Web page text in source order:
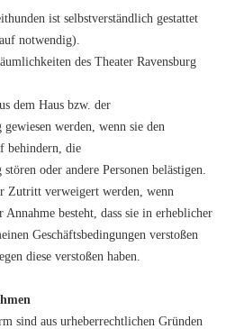
ist selbstverständlich gestattet
notwendig).
des Theater Ravensburg
dem Haus bzw. der
werden, wenn sie den
behindern, die
oder andere Personen belästigen.
Zutritt verweigert werden, wenn
Annahme besteht, dass sie in erheblicher
Geschäftsbedingungen verstoßen
diese verstoßen haben.
sind aus urheberrechtlichen Gründen